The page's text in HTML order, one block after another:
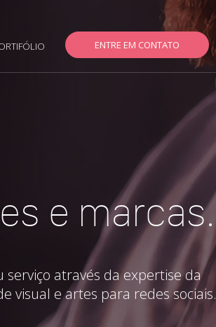
ENTRE EM CONTATO
e marcas.
através da expertise da
visual e artes para redes sociais.